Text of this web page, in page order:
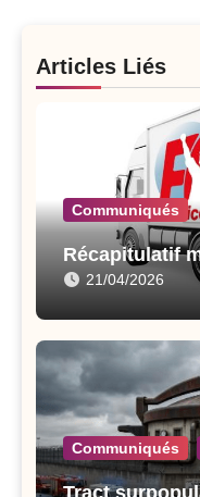
Articles Liés
Communiqués
Récapitulatif
21/04/2026
Communiqués
Tract